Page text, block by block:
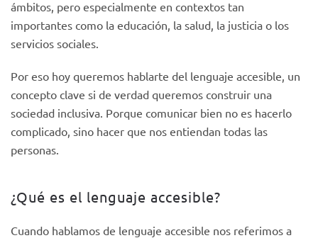
ámbitos, pero especialmente en contextos tan
importantes como la educación, la salud, la justicia o los
servicios sociales.
Por eso hoy queremos hablarte del lenguaje accesible, un
concepto clave si de verdad queremos construir una
sociedad inclusiva. Porque comunicar bien no es hacerlo
complicado, sino hacer que nos entiendan todas las
personas.
¿Qué es el lenguaje accesible?
Cuando hablamos de lenguaje accesible nos referimos a